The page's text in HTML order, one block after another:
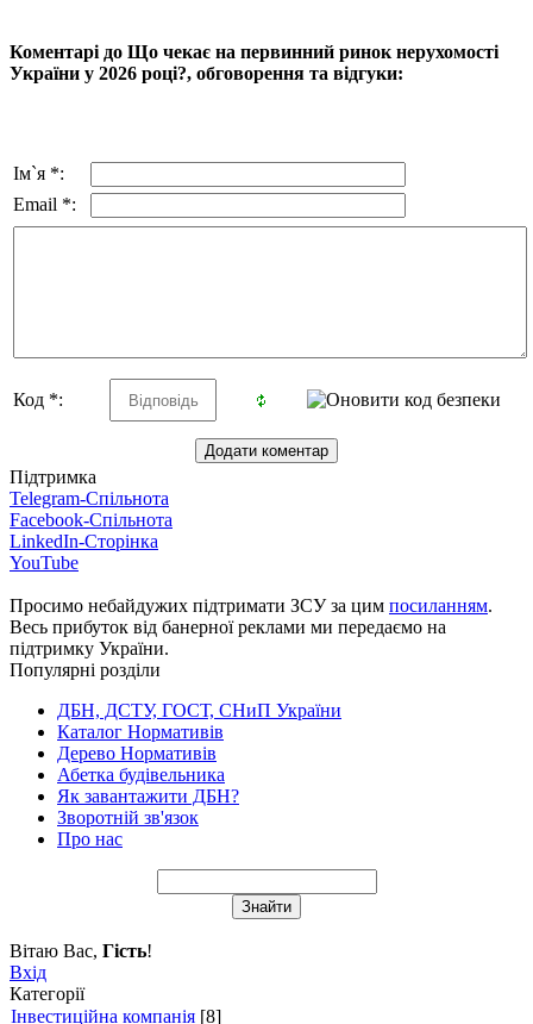
Коментарі до Що чекає на первинний ринок нерухомості
України у 2026 році?, обговорення та відгуки:
Ім`я *:
Email *:
Код *:
Підтримка
Telegram-Спільнота
Facebook-Спільнота
LinkedIn-Сторінка
YouTube
Просимо небайдужих підтримати ЗСУ за цим посиланням.
Весь прибуток від банерної реклами ми передаємо на
підтримку України.
Популярні розділи
ДБН, ДСТУ, ГОСТ, СНиП України
Каталог Нормативів
Дерево Нормативів
Абетка будівельника
Як завантажити ДБН?
Зворотній зв'язок
Про нас
Вітаю Вас, Гість!
Вхід
Категорії
Інвестиційна компанія [8]